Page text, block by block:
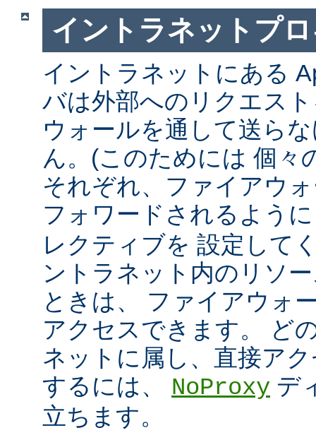
イントラネットプ
イントラネットにある
バは外部へのリクエス
ウォールを通して送ら
ん。(このためには 個々
それぞれ、ファイアウ
フォワードされるよう
レクティブを 設定して
ントラネット内のリソ
ときは、 ファイアウォ
アクセスできます。 ど
ネットに属し、直接ア
するには、 NoProxy デ
立ちます。